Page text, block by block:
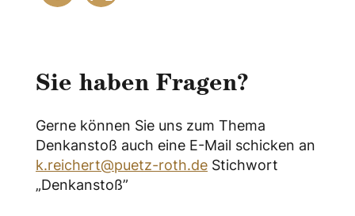
Sie haben Fragen?
Gerne können Sie uns zum Thema
Denkanstoß auch eine E-Mail schicken an
k.reichert@puetz-roth.de Stichwort
„Denkanstoß”